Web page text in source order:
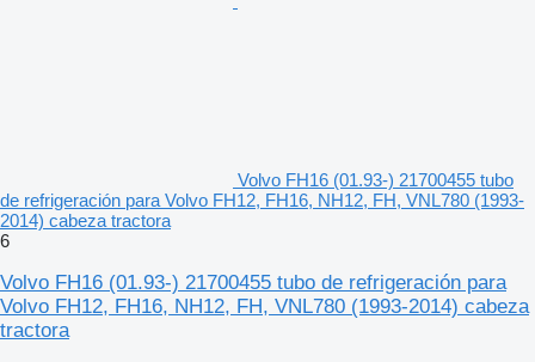
Volvo FH16 (01.93-) 21700455 tubo
de refrigeración para Volvo FH12, FH16, NH12, FH, VNL780 (1993-
2014) cabeza tractora
6
Volvo FH16 (01.93-) 21700455 tubo de refrigeración para
Volvo FH12, FH16, NH12, FH, VNL780 (1993-2014) cabeza
tractora